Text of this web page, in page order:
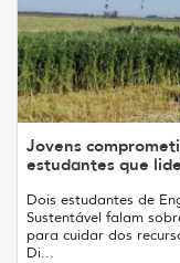
Jovens
estudantes que
Dois estudantes de
Sustentável falam
para cuidar dos
Di...